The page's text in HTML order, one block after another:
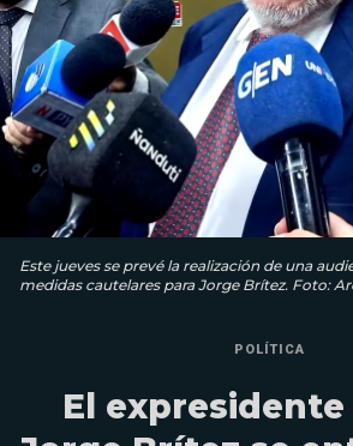
Este jueves se prevé la realización de una
medidas cautelares para Jorge Brítez. Foto:
POLÍTICA
El expresidente